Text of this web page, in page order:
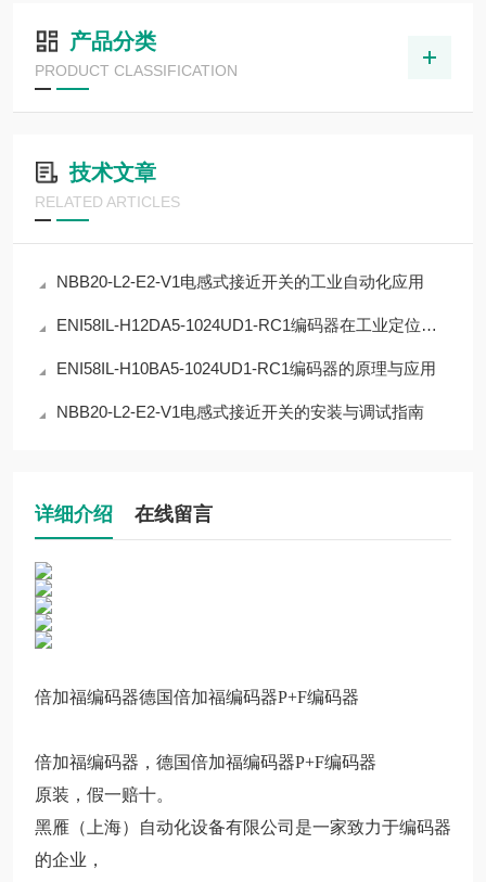
产品分类
PRODUCT CLASSIFICATION
技术文章
RELATED ARTICLES
NBB20-L2-E2-V1电感式接近开关的工业自动化应用
ENI58IL-H12DA5-1024UD1-RC1编码器在工业定位中的应用
ENI58IL-H10BA5-1024UD1-RC1编码器的原理与应用
NBB20-L2-E2-V1电感式接近开关的安装与调试指南
详细介绍 在线留言
倍加福编码器德国倍加福编码器P+F编码器
倍加福编码器，德国倍加福编码器P+F编码器
原装，假一赔十。
黑雁（上海）自动化设备有限公司是一家致力于编码器
的企业，